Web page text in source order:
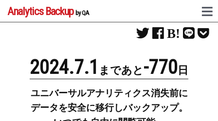
Analytics Backup by QA
2024.7.1 まであと -770 日
ユニバーサルアナリティクス消失前に
データを安全に移行しバックアップ。